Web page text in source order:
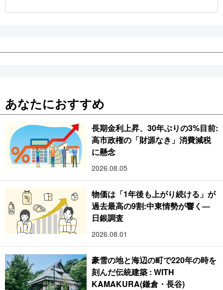
あなたにおすすめ
長期金利上昇、30年ぶりの3%目前:
高市政権の「財源なき」消費減税
に懸念
2026.08.05
物価は「1年後も上がり続ける」が
過去最高の9割:中東情勢が響く―
日銀調査
2026.08.01
豪雪の地と海辺の町で220年の時を
刻んだ伝統建築 : WITH
KAMAKURA(鎌倉・長谷)